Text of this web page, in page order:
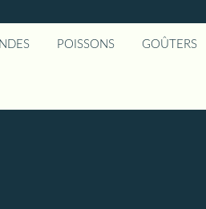
POISSONS GOÛTERS